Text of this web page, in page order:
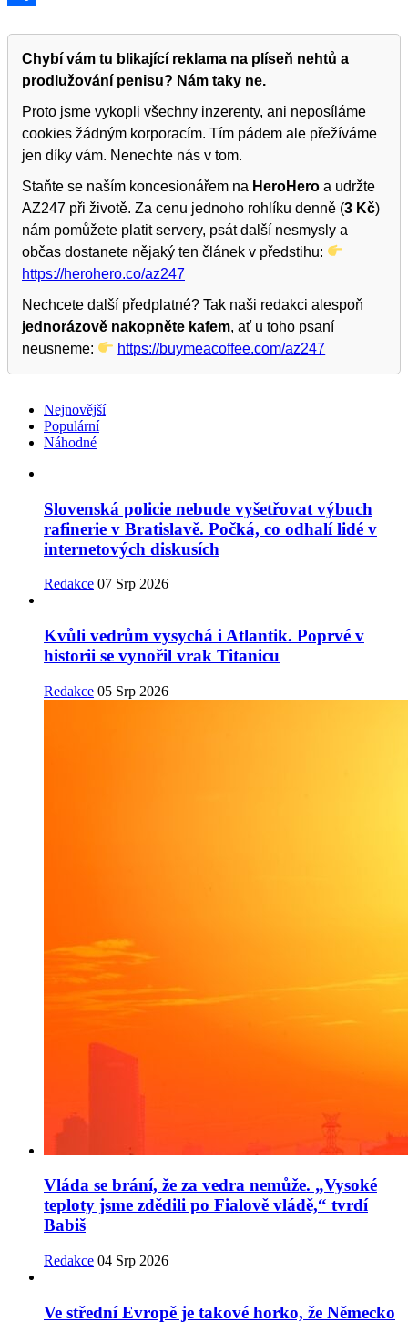
Chybí vám tu blikající reklama na plíseň nehtů a
prodlužování penisu? Nám taky ne.
Proto jsme vykopli všechny inzerenty, ani neposíláme
cookies žádným korporacím. Tím pádem ale přežíváme
jen díky vám. Nenechte nás v tom.
Staňte se naším koncesionářem na HeroHero a udržte
AZ247 při životě. Za cenu jednoho rohlíku denně (3 Kč)
nám pomůžete platit servery, psát další nesmysly a
občas dostanete nějaký ten článek v předstihu:
https://herohero.co/az247
Nechcete další předplatné? Tak naši redakci alespoň
jednorázově nakopněte kafem, ať u toho psaní
neusneme:
https://buymeacoffee.com/az247
Nejnovější
Populární
Náhodné
Slovenská policie nebude vyšetřovat výbuch
rafinerie v Bratislavě. Počká, co odhalí lidé v
internetových diskusích
Redakce 07 Srp 2026
Kvůli vedrům vysychá i Atlantik. Poprvé v
historii se vynořil vrak Titanicu
Redakce 05 Srp 2026
Vláda se brání, že za vedra nemůže. „Vysoké
teploty jsme zdědili po Fialově vládě,“ tvrdí
Babiš
Redakce 04 Srp 2026
Ve střední Evropě je takové horko, že Německo